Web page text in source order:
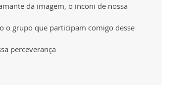
da imagem, o inconi de nossa
o grupo que participam comigo desse
perceverança